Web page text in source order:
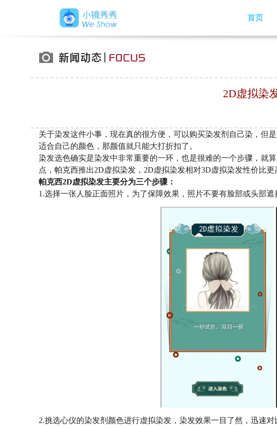
首页
2D虚拟染
关于染发这件小事，现在真的很方便，可以购买染发剂自己染，但
适合自己的颜色，那颜值就只能大打折扣了。
染发选色确实是染发中非常重要的一环，也是很难的一个步骤，就
点，帕克西推出2D虚拟染发，2D虚拟染发相对3D虚拟染发性价比更
帕克西2D虚拟染发主要分为三个步骤：
1.选择一张人脸正面照片，为了保障效果，照片不要有脸部或头部遮
2.挑选心仪的染发剂颜色进行虚拟染发，染发效果一目了然，迅速对